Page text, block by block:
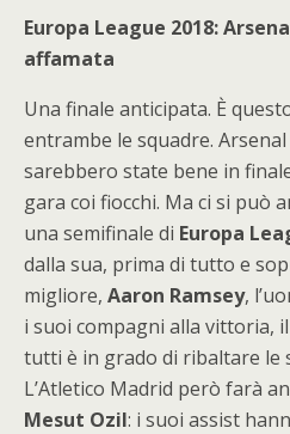
Europa League 2018:
affamata
Una finale anticipata. È
entrambe le squadre.
sarebbero state bene in
gara coi fiocchi. Ma ci si può
una semifinale di Europa
dalla sua, prima di tutto e
migliore, Aaron Ramsey,
i suoi compagni alla vittoria,
tutti è in grado di ribaltare le
L’Atletico Madrid però farà
Mesut Ozil: i suoi assist